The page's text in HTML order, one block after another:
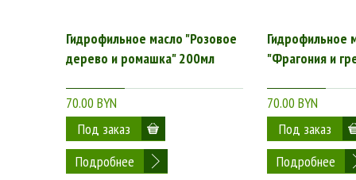
Гидрофильное масло "Розовое
дерево и ромашка" 200мл
70.00 BYN
Подробнее
Гидрофильное
"Фрагония и
70.00 BYN
Подробнее